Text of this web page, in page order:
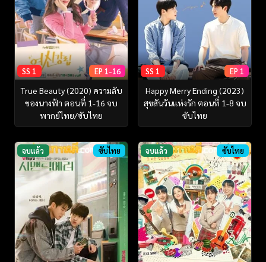
SS 1 EP 1-16
True Beauty (2020) ความลับ
ของนางฟ้า ตอนที่ 1-16 จบ
พากย์ไทย/ซับไทย
SS 1 EP 1
Happy Merry Ending (2023)
สุขสันวันแห่งรัก ตอนที่ 1-8 จบ
ซับไทย
จบแล้ว ซับไทย จบแล้ว ซับไทย